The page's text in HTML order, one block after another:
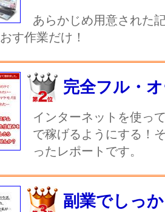
あらかじめ用意された
す作業だけ！
完全フル・
インターネットを使っ
で稼げるようにする！
ったレポートです。
副業でしっ